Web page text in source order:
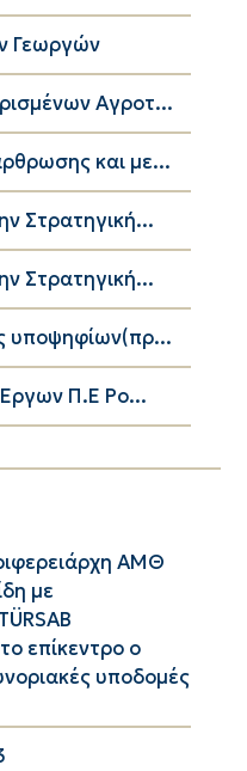
Γεωργών
Αγροτ...
και με...
Στρατηγική...
Στρατηγική...
υποψηφίων(πρ...
Π.Ε Ρο...
ΑΜΘ
με
επίκεντρο ο
υποδομές